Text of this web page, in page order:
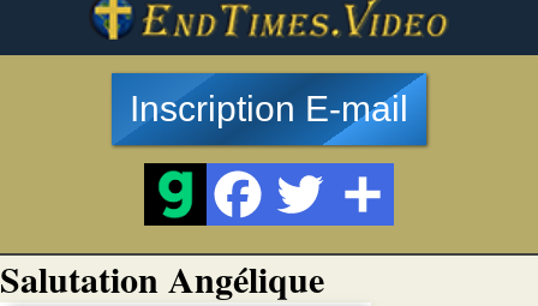
Inscription E-mail
Salutation Angélique